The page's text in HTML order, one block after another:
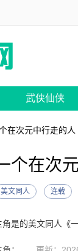
武侠仙侠
在次元中行走的人
个在次
美文同人 连载